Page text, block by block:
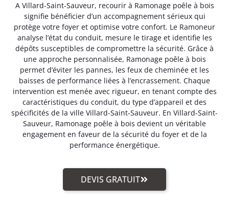
A Villard-Saint-Sauveur, recourir à Ramonage poêle à bois
signifie bénéficier d’un accompagnement sérieux qui
protège votre foyer et optimise votre confort. Le Ramoneur
analyse l’état du conduit, mesure le tirage et identifie les
dépôts susceptibles de compromettre la sécurité. Grâce à
une approche personnalisée, Ramonage poêle à bois
permet d’éviter les pannes, les feux de cheminée et les
baisses de performance liées à l’encrassement. Chaque
intervention est menée avec rigueur, en tenant compte des
caractéristiques du conduit, du type d’appareil et des
spécificités de la ville Villard-Saint-Sauveur. En Villard-Saint-
Sauveur, Ramonage poêle à bois devient un véritable
engagement en faveur de la sécurité du foyer et de la
performance énergétique.
DEVIS GRATUIT